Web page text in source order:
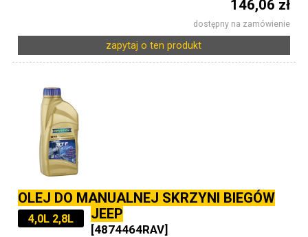
146,06 zł
dostępny na zamówienie
zapytaj o ten produkt
OLEJ DO MANUALNEJ SKRZYNI BIEGÓW
JEEP
4,0L 2,8L
[4874464RAV]